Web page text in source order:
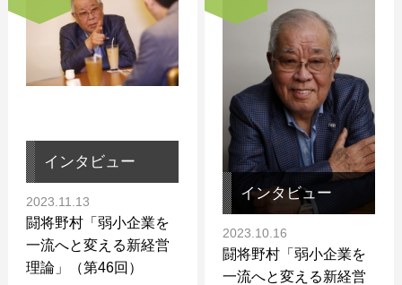
インタビュー
2023.11.13
闘将野村「弱小企業を
一流へと変える新経営
理論」（第46回）
インタビュー
2023.10.16
闘将野村「弱小企業を
一流へと変える新経営